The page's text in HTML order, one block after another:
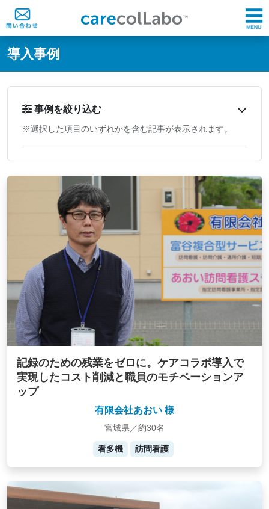
@ -0,0 +1,60 @@
導入事例
事例を絞り込む
※選択した項目のいずれかを含む記事が表示されます。
記録のための残業をゼロに。ケアコラボ導入で
実現したコスト削減と職員のモチベーションア
ップ
有限会社あおい 様
宮城県／約30名
看多機 訪問看護